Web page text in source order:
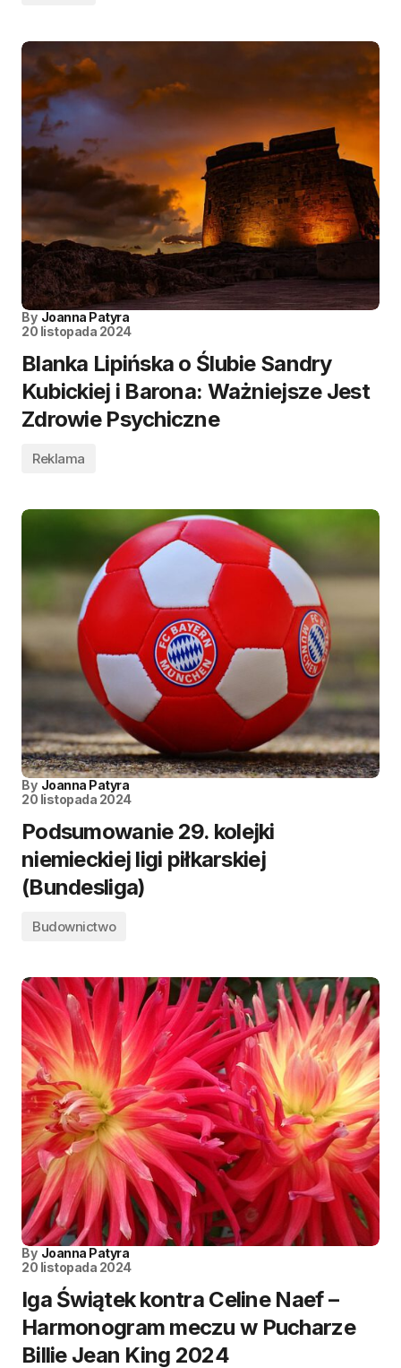
By Joanna Patyra
20 listopada 2024
Blanka Lipińska o Ślubie Sandry
Kubickiej i Barona: Ważniejsze Jest
Zdrowie Psychiczne
Reklama
By Joanna Patyra
20 listopada 2024
Podsumowanie 29. kolejki
niemieckiej ligi piłkarskiej
(Bundesliga)
Budownictwo
By Joanna Patyra
20 listopada 2024
Iga Świątek kontra Celine Naef –
Harmonogram meczu w Pucharze
Billie Jean King 2024